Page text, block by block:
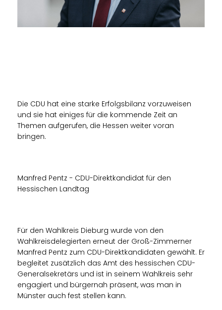
Die CDU hat eine starke Erfolgsbilanz vorzuweisen
und sie hat einiges für die kommende Zeit an
Themen aufgerufen, die Hessen weiter voran
bringen.
Manfred Pentz - CDU-Direktkandidat für den
Hessischen Landtag
Für den Wahlkreis Dieburg wurde von den
Wahlkreisdelegierten erneut der Groß-Zimmerner
Manfred Pentz zum CDU-Direktkandidaten gewählt. Er
begleitet zusätzlich das Amt des hessischen CDU-
Generalsekretärs und ist in seinem Wahlkreis sehr
engagiert und bürgernah präsent, was man in
Münster auch fest stellen kann.